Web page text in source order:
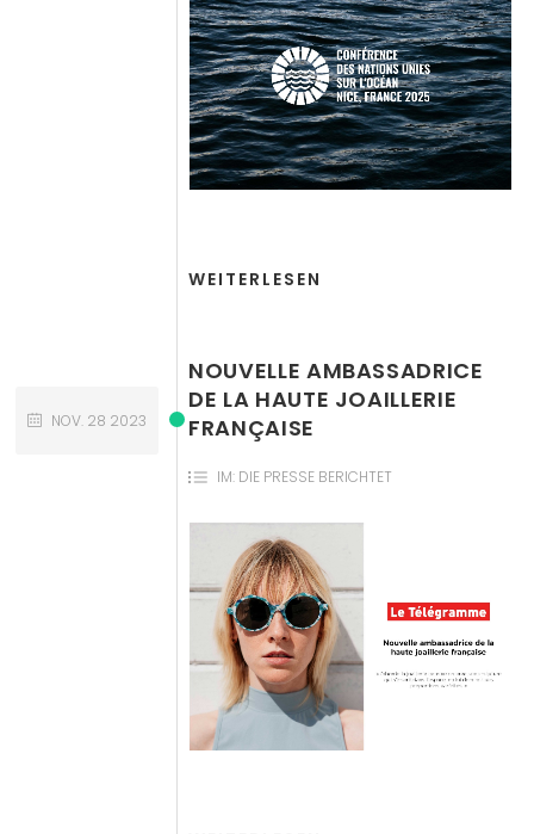
WEITERLESEN
NOUVELLE AMBASSADRICE
DE LA HAUTE JOAILLERIE
FRANÇAISE
IM: DIE PRESSE BERICHTET
NOV. 28 2023